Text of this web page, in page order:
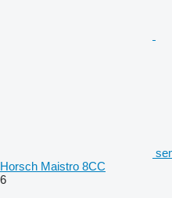
Horsch Maistro 8CC
6